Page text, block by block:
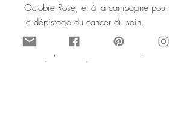
Octobre Rose, et à la campagne pour
le dépistage du cancer du sein.
NB : les transitions entre les couleurs
ne sont pas nettes mais douces, ce
sont des coups de pinceaux et non